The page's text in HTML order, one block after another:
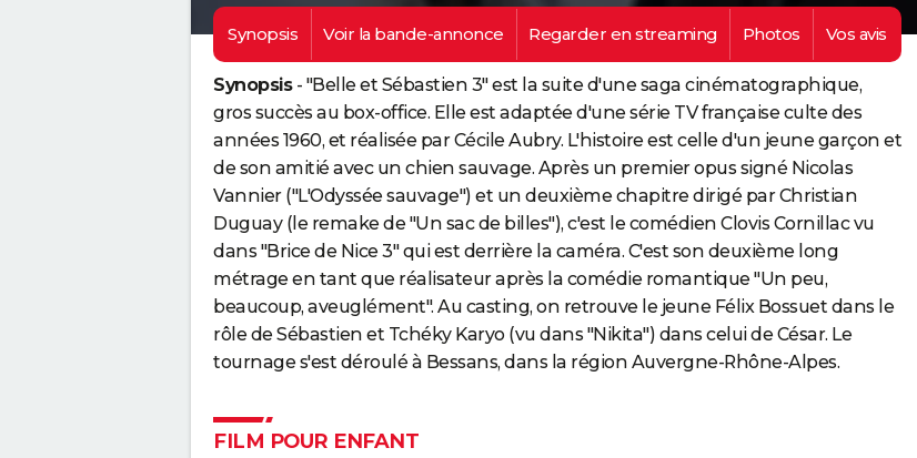
Synopsis Voir la bande-annonce Regarder enstreaming Photos Vos avis
Synopsis- "Belle et Sébastien 3" est la suite d'une saga cinématographique,
gros succès au box-office. Elle est adaptée d'une série TV française culte des
années 1960, et réalisée par Cécile Aubry. L'histoire est celle d'un jeune garçon et
de son amitié avec un chien sauvage. Après un premier opus signé Nicolas
Vannier ("L'Odyssée sauvage") et un deuxième chapitre dirigé par Christian
Duguay (le remake de "Un sac de billes"), c'est le comédien Clovis Cornillac vu
dans "Brice de Nice 3" qui est derrière la caméra. C'est son deuxième long
métrage en tant que réalisateur après la comédie romantique "Un peu,
beaucoup, aveuglément". Au casting, on retrouve le jeune Félix Bossuet dans le
rôle de Sébastien et Tchéky Karyo (vu dans "Nikita") dans celui de César. Le
tournage s'est déroulé à Bessans, dans la région Auvergne-Rhône-Alpes.
FILM POUR ENFANT